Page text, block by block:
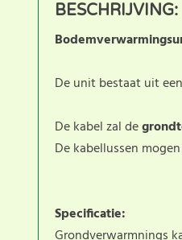
BESCHRIJVING:
De unit bestaat uit een
De kabel zal de
De kabellussen
Specificatie: